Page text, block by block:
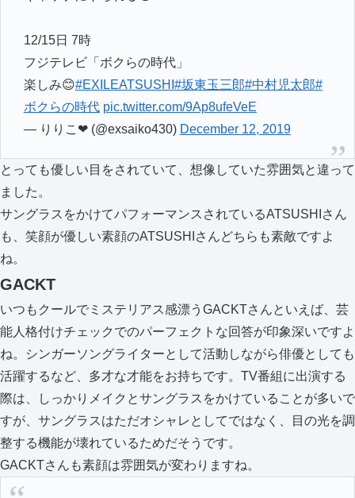
12/15日 7時
フジテレビ「ボクらの時代」
楽しみ😊#EXILEATSUSHI #坂東玉三郎#中村児太郎#
ボクらの時代 pic.twitter.com/9Ap8ufeVeE
— りりこ❤︎ (@exsaiko430) December 12, 2019
とっても優しい目をされていて、想像していた雰囲気と違って
ました。
サングラスをかけてパフォーマンスされているATSUSHIさん
も、笑顔が優しい素顔のATSUSHIさんどちらも素敵ですよ
ね。
GACKT
いつもクールでミステリアス感漂うGACKTさんといえば、芸
能人格付けチェックでのパーフェクトな回答が印象深いですよ
ね。シンガーソングライターとして活動しながら俳優としても
活躍するなど、多才な才能をお持ちです。TV番組に出演する
際は、しっかりメイクとサングラスをかけていることが多いで
すが、サングラスはただオシャレとしてではなく、目の光を調
整する機能が壊れているためだそうです。
GACKTさんも素顔は雰囲気が変わりますね。